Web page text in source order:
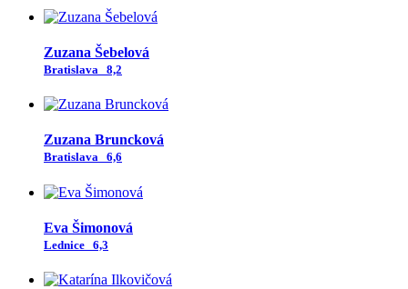
Zuzana Šebelová
Bratislava 8,2
Zuzana Bruncková
Bratislava 6,6
Eva Šimonová
Lednice 6,3